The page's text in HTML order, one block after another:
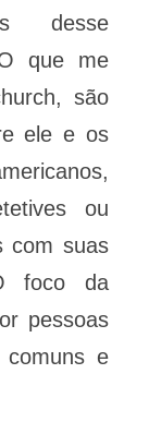
desse
que me
são
ele e os
ou
com suas
foco da
pessoas
comuns e